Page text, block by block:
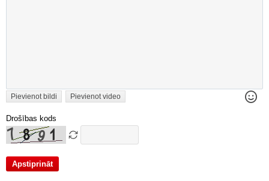
Pievienot bildi Pievienot video
Drošības kods